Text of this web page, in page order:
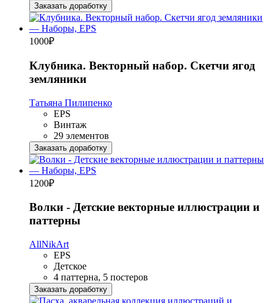
Заказать доработку
1000₽
Клубника. Векторный набор. Скетчи ягод
земляники
Татьяна Пилипенко
EPS
Винтаж
29 элементов
Заказать доработку
1200₽
Волки - Детские векторные иллюстрации и
паттерны
AllNikArt
EPS
Детское
4 паттерна, 5 постеров
Заказать доработку